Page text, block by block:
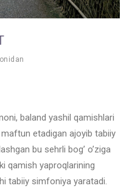
baland yashil qamishlari
etadigan ajoyib tabiiy
bu sehrli bog’ o’ziga
qamish yaproqlarining
tabiiy simfoniya yaratadi.